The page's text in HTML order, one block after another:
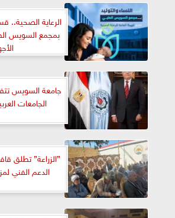
الرعاية الصحية..
بمجمع السويس
جامعة السويس
الجامعات
”الزراعة” تطلق
الدعم الفني